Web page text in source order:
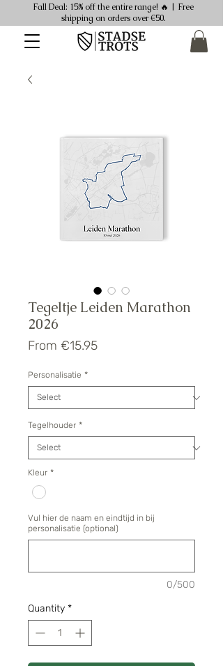
Fall Deal: 15% off the entire range! 🔥 | Free
shipping on orders over €50.
Tegeltje Leiden Marathon
2026
From €15.95Sale
Personalisatie *
Tegelhouder *
Kleur *
Vul hier de naam en eindtijd in bij
personalisatie (optional)
0/500
Quantity *